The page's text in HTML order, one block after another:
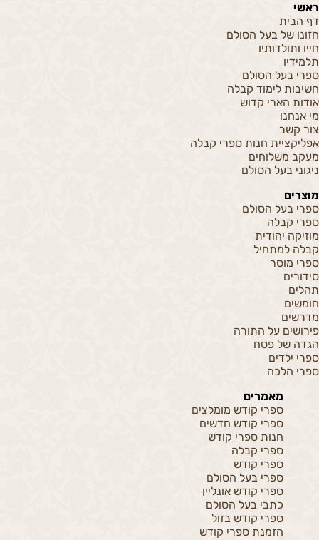
ראשי
דף הבית
חזונו של בעל הסולם
חייו ותולדותיו
תלמידיו
ספרי בעל הסולם
חשיבות לימוד קבלה
אודות הארי קדוש
מי אנחנו
צור קשר
אפליקציית חנות ספרי קבלה
מעקב משלוחים
ניגוני בעל הסולם
מוצרים
ספרי בעל הסולם
ספרי קבלה
מוזיקה יהודית
קבלה למתחיל
ספרי מוסר
סידורים
תהלים
חומשים
מדרשים
פירושים על התורה
הגדה של פסח
ספרי ילדים
ספרי הלכה
מאמרים
ספרי קודש מומלצים
ספרי קודש חדשים
חנות ספרי קודש
ספרי קבלה
ספרי קודש
ספרי בעל הסולם
ספרי קודש אונליין
כתבי בעל הסולם
ספרי קודש בזול
הזמנת ספרי קודש